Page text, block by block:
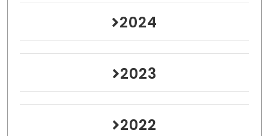
2024
2023
2022